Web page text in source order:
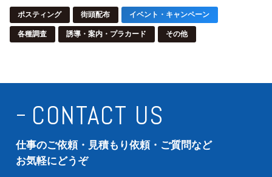
ポスティング 街頭配布 イベント・キャンペーン
各種調査 誘導・案内・プラカード その他
CONTACT US
仕事のご依頼・見積もり依頼・ご質問など
お気軽にどうぞ